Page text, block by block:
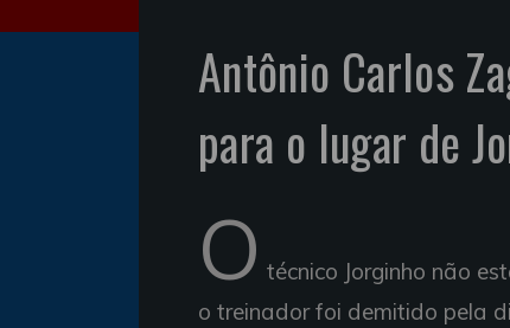
Antônio Carlos
para o lugar de
O técnico Jorginho não
o treinador foi demitido pela